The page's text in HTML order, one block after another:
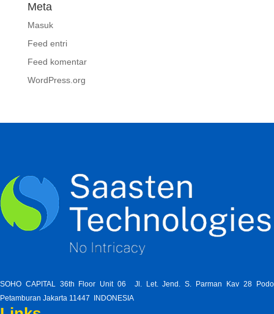
Meta
Masuk
Feed entri
Feed komentar
WordPress.org
SOHO CAPITAL 36th Floor Unit 06 Jl. Let. Jend. S. Parman Kav 28
Petamburan Jakarta 11447 INDONESIA